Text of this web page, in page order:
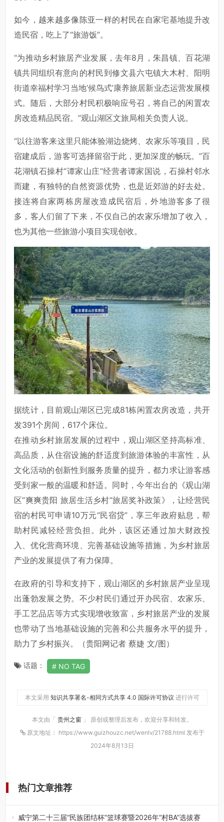
如今，越来越多像陈亚一样的村民在自家宅基地提升改
造民宿，吃上了“旅游饭”。
“为推动乡村旅居产业发展，去年8月，朱昌镇、百花湖
镇共同组织有意向的村民到修文县六屯镇大木村、阳明
街道幸福村学习当地‘候鸟式’康养旅居新业态运营发展模
式。随后，大部分村民积极响应号召，将自己的闲置农
房改造精品民宿。”观山湖区文旅局相关负责人说。
“以往游客来这里只能体验湖边烧烤、农家乐等项目，民
宿建成后，游客可选择留宿于此，更加深度的畅玩。”百
花湖镇石操村“谭家山庄”经营者谭家国说，石操村邻水
而建，有独特的自然资源优势，也是近郊游的好去处。
接连将自家两栋房屋改造成民宿后，外地游客多了很
多，客人们留了下来，不仅自己的农家乐增加了收入，
也为其他一些旅游小项目实现创收。
据统计，目前观山湖区已完成81栋闲置农房改造，共开
发391个房间，617个床位。
在推动乡村旅居发展的过程中，观山湖区坚持高标准、
高品质，从住宿设施的舒适度到旅游体验的丰富性，从
文化活动的创新性到服务质量的提升，都力求让游客感
受到家一般的温暖和舒适。同时，今年出台的《观山湖
区“爽爽贵阳 旅居生活乡村”旅居奖补政策》，让经营民
宿的村民可申请10万元“民宿贷”，享三年政府贴息，帮
助村民减轻经营负担。此外，该区还通过加大财政投
入、优化营商环境、完善基础设施等措施，为乡村旅居
产业的发展提供了有力保障。
在政府的引导和支持下，观山湖区的乡村旅居产业呈现
出蓬勃发展之势。不少村民们通过开办民宿、农家乐、
手工艺品店等方式实现增收致富，乡村旅居产业的发展
也带动了当地基础设施的完善和公共服务水平的提升，
助力了乡村振兴。（贵阳网记者 蔡婕 文/图）
话题： NO TAG
本文采用 知识共享署名-相同方式共享 4.0 国际许可协议 进行许可
本文由「 贵州之窗 」 原创或整理后发布，欢迎分享和转发。
原文地址： https://www.guizhouzc.net/wenlv/21788.html 发布于
2024年8月13日
热门文章推荐
威宁第二十三届“民族团结杯”篮球赛暨2026年“村BA”选拔赛